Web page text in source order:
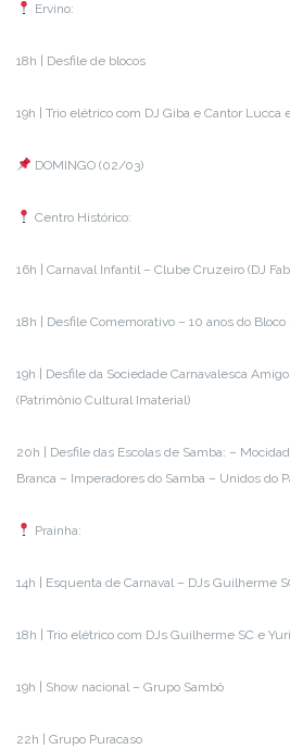
Ervino:
18h | Desfile de blocos
19h | Trio elétrico com DJ Giba e Cantor Lucca
DOMINGO (02/03)
Centro Histórico:
16h | Carnaval Infantil – Clube Cruzeiro (DJ
18h | Desfile Comemorativo – 10 anos do Bloco
19h | Desfile da Sociedade Carnavalesca
(Patrimônio Cultural Imaterial)
20h | Desfile das Escolas de Samba: –
Branca – Imperadores do Samba – Unidos do
Prainha:
14h | Esquenta de Carnaval – DJs Guilherme
18h | Trio elétrico com DJs Guilherme SC e
19h | Show nacional – Grupo Sambô
22h | Grupo Puracaso